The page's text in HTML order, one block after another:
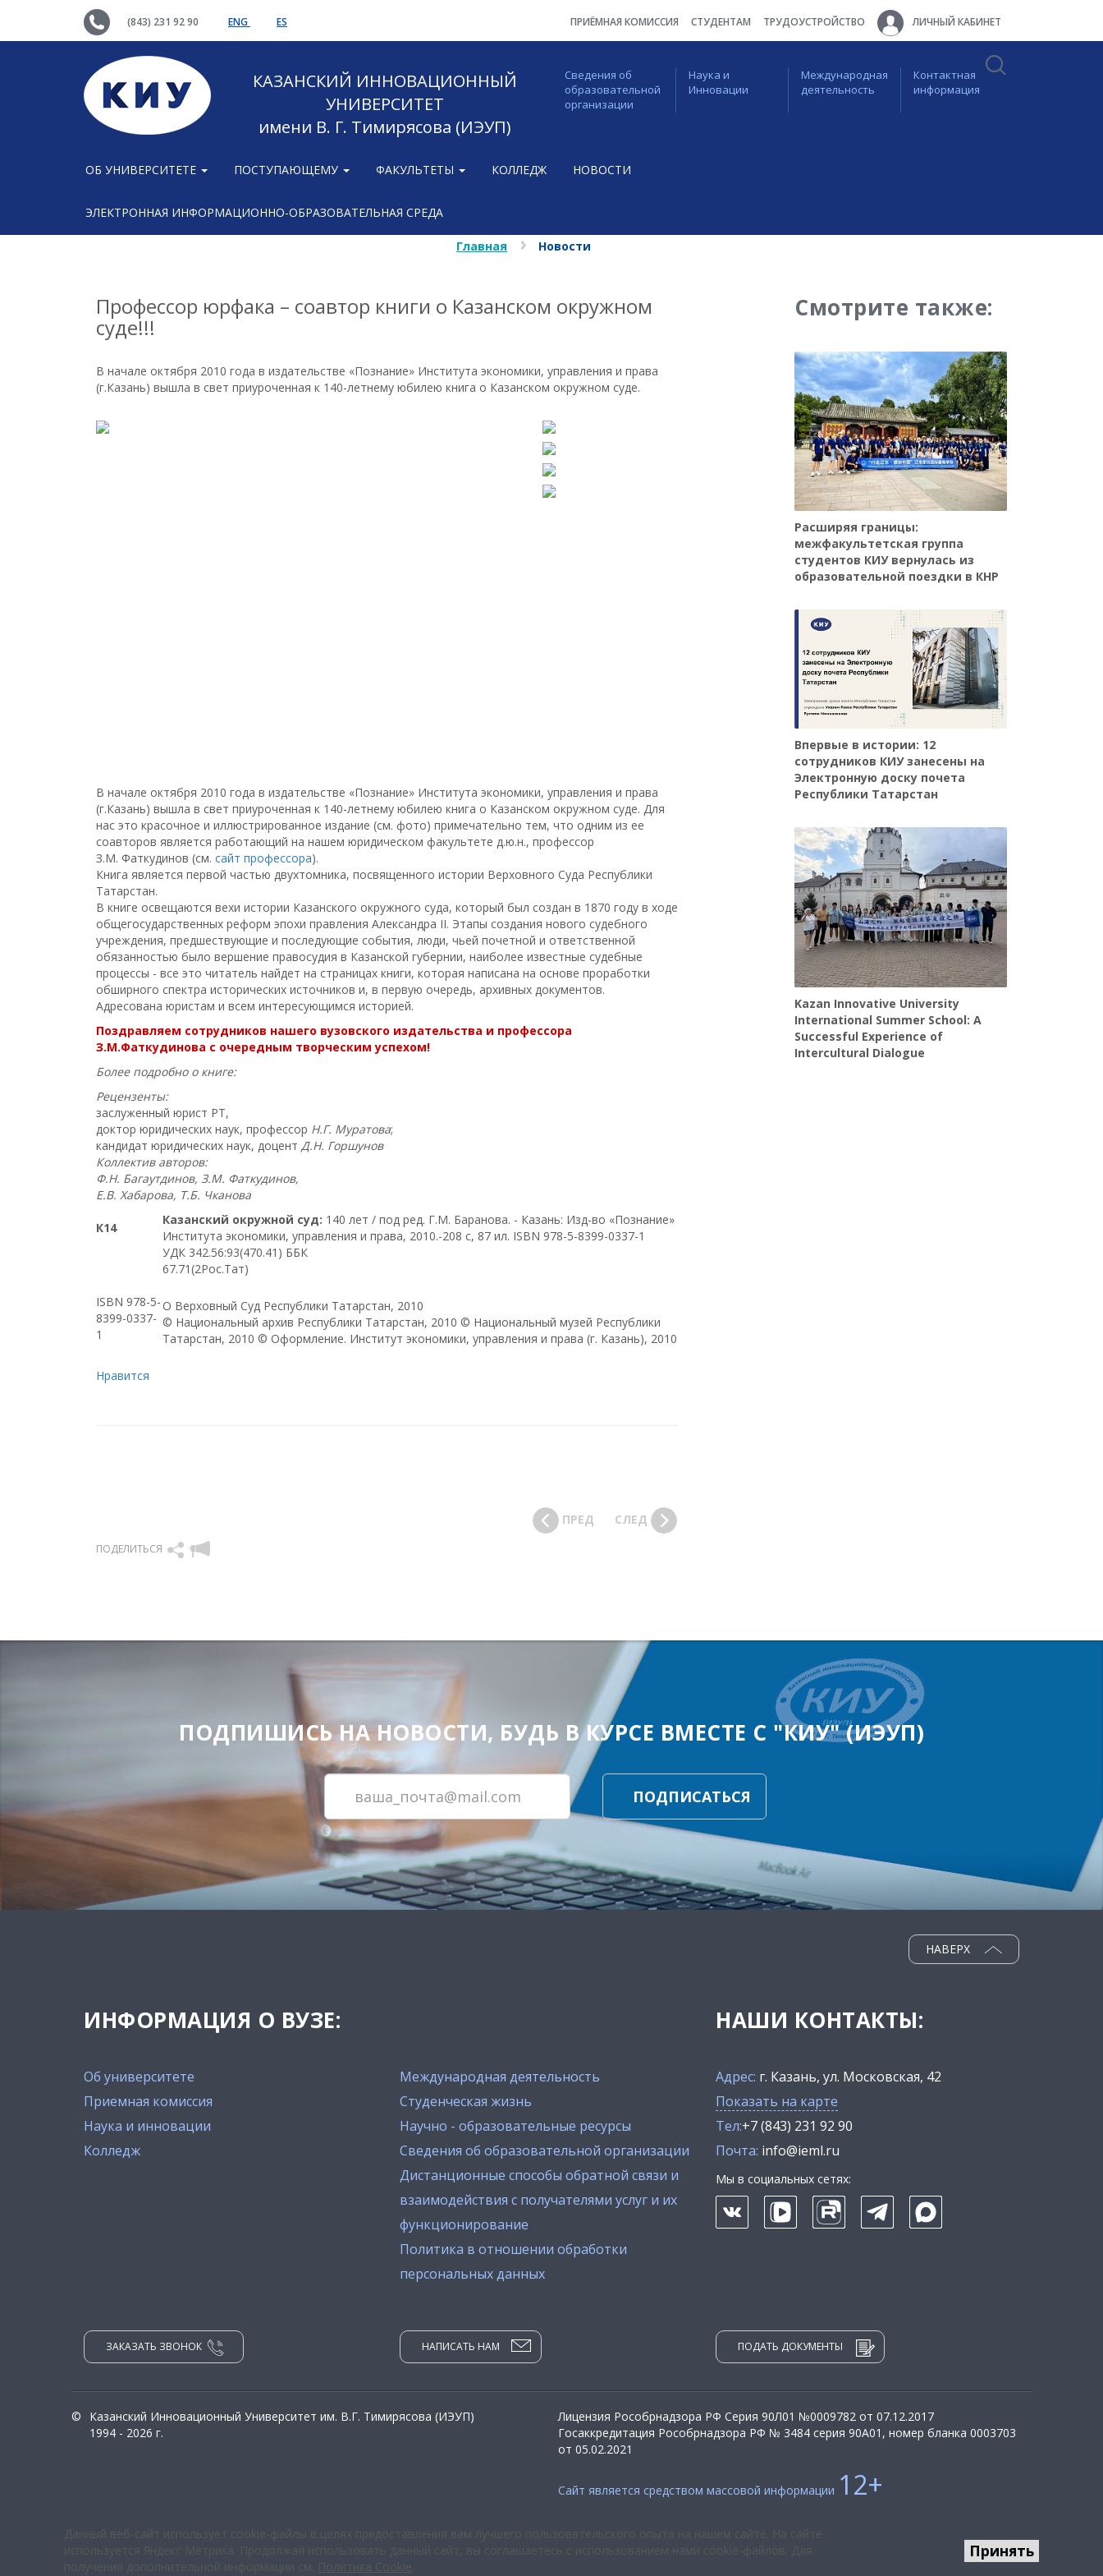
(843) 231 92 90 ENG ES ПРИЁМНАЯ КОМИССИЯ СТУДЕНТАМ ТРУДОУСТРОЙСТВО ЛИЧНЫЙ КАБИНЕТ
КАЗАНСКИЙ ИННОВАЦИОННЫЙ
УНИВЕРСИТЕТ
имени В. Г. Тимирясова (ИЭУП)
Сведения об
образовательной
организации
Наука и
Инновации
Международная
деятельность
Контактная
информация
ОБ УНИВЕРСИТЕТЕ ПОСТУПАЮЩЕМУ ФАКУЛЬТЕТЫ КОЛЛЕДЖ НОВОСТИ
ЭЛЕКТРОННАЯ ИНФОРМАЦИОННО-ОБРАЗОВАТЕЛЬНАЯ СРЕДА
Главная Новости
Профессор юрфака – соавтор книги о Казанском окружном
суде!!!
В начале октября 2010 года в издательстве «Познание» Института экономики, управления и права
(г.Казань) вышла в свет приуроченная к 140-летнему юбилею книга о Казанском окружном суде.
В начале октября 2010 года в издательстве «Познание» Института экономики, управления и права
(г.Казань) вышла в свет приуроченная к 140-летнему юбилею книга о Казанском окружном суде. Для
нас это красочное и иллюстрированное издание (см. фото) примечательно тем, что одним из ее
соавторов является работающий на нашем юридическом факультете д.ю.н., профессор
З.М. Фаткудинов (см. сайт профессора).
Книга является первой частью двухтомника, посвященного истории Вер­ховного Суда Республики
Татарстан.
В книге освещаются вехи истории Казанского окружного суда, который был создан в 1870 году в ходе
общегосударственных реформ эпохи правления Александра II. Этапы создания нового судебного
учреждения, предшествую­щие и последующие события, люди, чьей почетной и ответственной
обязан­ностью было вершение правосудия в Казанской губернии, наиболее известные судебные
процессы - все это читатель найдет на страницах книги, которая на­писана на основе проработки
обширного спектра исторических источников и, в первую очередь, архивных документов.
Адресована юристам и всем интересующимся историей.
Поздравляем сотрудников нашего вузовского издательства и профессора
З.М.Фаткудинова с очередным творческим успехом!
Более подробно о книге:
Рецензенты:
заслуженный юрист РТ,
доктор юридических наук, профессор Н.Г. Муратова;
кандидат юридических наук, доцент Д.Н. Горшунов
Коллектив авторов:
Ф.Н. Багаутдинов, З.М. Фаткудинов,
Е.В. Хабарова, Т.Б. Чканова
К14
Казанский окружной суд: 140 лет / под ред. Г.М. Баранова. - Ка­зань: Изд-во «Познание»
Института экономики, управления и права, 2010.-208 с, 87 ил. ISBN 978-5-8399-0337-1
УДК 342.56:93(470.41) ББК
67.71(2Рос.Тат)
ISBN 978-5-
8399-0337-
1
О Верховный Суд Республики Татарстан, 2010
© Национальный архив Республики Татарстан, 2010 © Национальный музей Республики
Татарстан, 2010 © Оформление. Институт экономики, управления и права (г. Казань), 2010
Нравится
ПОДЕЛИТЬСЯ
ПРЕД СЛЕД
Смотрите также:
Расширяя границы:
межфакультетская группа
студентов КИУ вернулась из
образовательной поездки в КНР
Впервые в истории: 12
сотрудников КИУ занесены на
Электронную доску почета
Республики Татарстан
Kazan Innovative University
International Summer School: A
Successful Experience of
Intercultural Dialogue
ПОДПИШИСЬ НА НОВОСТИ, БУДЬ В КУРСЕ ВМЕСТЕ С "КИУ" (ИЭУП)
ПОДПИСАТЬСЯ
ИНФОРМАЦИЯ О ВУЗЕ:
Об университете
Приемная комиссия
Наука и инновации
Колледж
Международная деятельность
Студенческая жизнь
Научно - образовательные ресурсы
Сведения об образовательной организации
Дистанционные способы обратной связи и
взаимодействия с получателями услуг и их
функционирование
Политика в отношении обработки
персональных данных
НАВЕРХ
НАШИ КОНТАКТЫ:
Адрес: г. Казань, ул. Московская, 42
Показать на карте
Тел:+7 (843) 231 92 90
Почта: info@ieml.ru
Мы в социальных сетях:
ЗАКАЗАТЬ ЗВОНОК НАПИСАТЬ НАМ ПОДАТЬ ДОКУМЕНТЫ
©
Казанский Инновационный Университет им. В.Г. Тимирясова (ИЭУП)
1994 - 2026 г.
Лицензия Рособрнадзора РФ Серия 90Л01 №0009782 от 07.12.2017
Госаккредитация Рособрнадзора РФ № 3484 серия 90А01, номер бланка 0003703
от 05.02.2021
Сайт является средством массовой информации 12+
Данный веб-сайт использует cookie-файлы в целях предоставления вам лучшего пользовательского опыта на нашем сайте. На сайте
используется Яндекс Метрика. Продолжая использовать данный сайт, вы соглашаетесь с использованием нами cookie-файлов. Для
получения дополнительной информации см.
Политика Cookie
Принять